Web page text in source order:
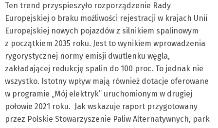
Ten trend przyspieszyło rozporządzenie Rady
Europejskiej o braku możliwości rejestracji w krajach Unii
Europejskiej nowych pojazdów z silnikiem spalinowym
z początkiem 2035 roku. Jest to wynikiem wprowadzenia
rygorystycznej normy emisji dwutlenku węgla,
zakładającej redukcję spalin do 100 proc. To jednak nie
wszystko. Istotny wpływ mają również dotacje oferowane
w programie „Mój elektryk” uruchomionym w drugiej
połowie 2021 roku. Jak wskazuje raport przygotowany
przez Polskie Stowarzyszenie Paliw Alternatywnych, park